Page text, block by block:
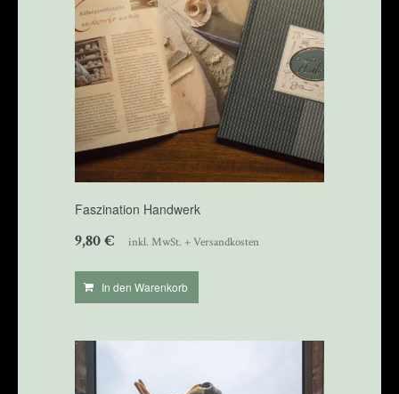
Faszination Handwerk
9,80€ inkl. MwSt. + Versandkosten
In den Warenkorb